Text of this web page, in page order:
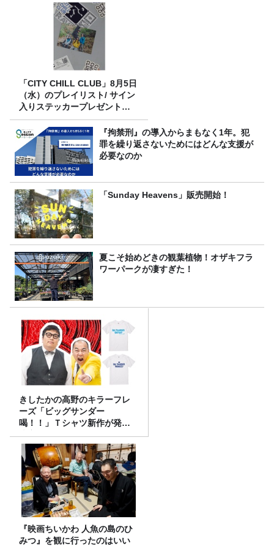
「CITY CHILL CLUB」8月5日
（水）のプレイリスト/ サイン
入りステッカープレゼント有
り
『拘禁刑』の導入からまもなく1年。犯
罪を繰り返さないためにはどんな支援が
必要なのか
「Sunday Heavens」販売開始！
夏こそ始めどきの観葉植物！オザキフラ
ワーパークが凄すぎた！
きしたかの高野のキラーフレ
ーズ「ビッグサンダー
喝！！」Ｔシャツ新作が発売
決定！
『映画ちいかわ 人魚の島のひ
みつ』を観に行ったのはいい